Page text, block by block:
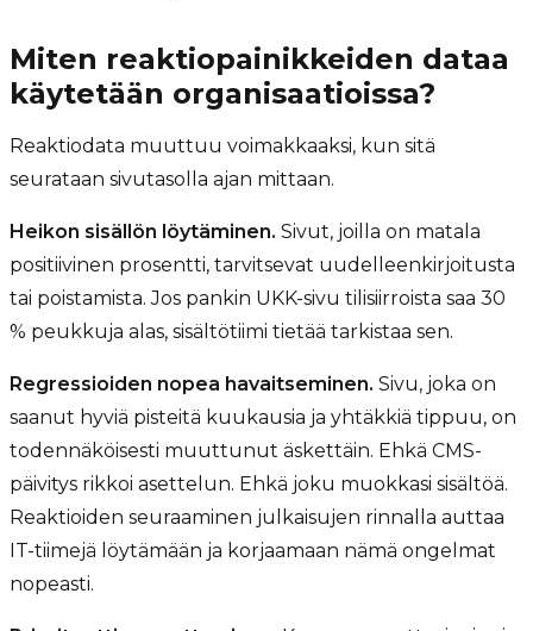
Miten reaktiopainikkeiden dataa
käytetään organisaatioissa?
Reaktiodata muuttuu voimakkaaksi, kun sitä
seurataan sivutasolla ajan mittaan.
Heikon sisällön löytäminen. Sivut, joilla on matala
positiivinen prosentti, tarvitsevat uudelleenkirjoitusta
tai poistamista. Jos pankin UKK-sivu tilisiirroista saa 30
% peukkuja alas, sisältötiimi tietää tarkistaa sen.
Regressioiden nopea havaitseminen. Sivu, joka on
saanut hyviä pisteitä kuukausia ja yhtäkkiä tippuu, on
todennäköisesti muuttunut äskettäin. Ehkä CMS-
päivitys rikkoi asettelun. Ehkä joku muokkasi sisältöä.
Reaktioiden seuraaminen julkaisujen rinnalla auttaa
IT-tiimejä löytämään ja korjaamaan nämä ongelmat
nopeasti.